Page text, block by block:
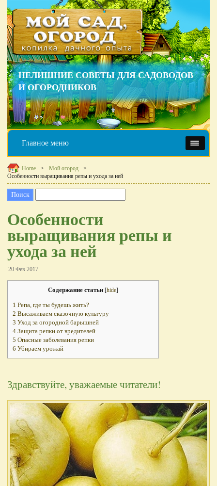
НЕЛИШНИЕ СОВЕТЫ ДЛЯ САДОВОДОВ
И ОГОРОДНИКОВ
Главное меню
Home
Мой огород
Особенности выращивания репы и ухода за ней
Особенности
выращивания репы и
ухода за ней
20 Фев 2017
Содержание статьи [hide]
1 Репа, где ты будешь жить?
2 Высаживаем сказочную культуру
3 Уход за огородной барышней
4 Защита репки от вредителей
5 Опасные заболевания репки
6 Убираем урожай
Здравствуйте, уважаемые читатели!